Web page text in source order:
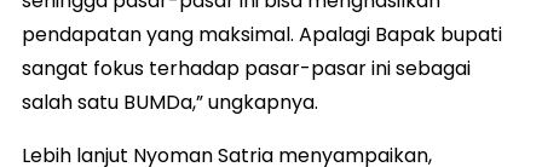
pendapatan yang maksimal. Apalagi Bapak bupati
sangat fokus terhadap pasar-pasar ini sebagai
salah satu BUMDa,” ungkapnya.
Lebih lanjut Nyoman Satria menyampaikan,